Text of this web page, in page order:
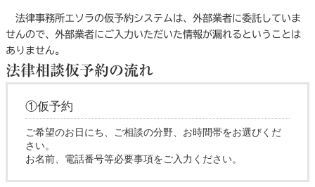
法律事務所エソラの仮予約システムは、外部業者に委託していま
せんので、外部業者にご入力いただいた情報が漏れるということは
ありません。
法律相談仮予約の流れ
①仮予約
ご希望のお日にち、ご相談の分野、お時間帯をお選びくだ
さい。
お名前、電話番号等必要事項をご入力ください。